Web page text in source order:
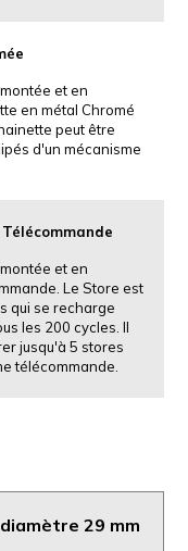
et en
en métal Chromé
peut être
d'un mécanisme
et en
Le Store est
qui se recharge
les 200 cycles. Il
jusqu'à 5 stores
télécommande.
29 mm